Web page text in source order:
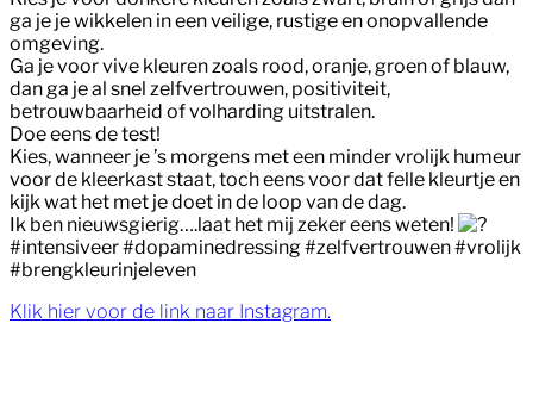
ga je je wikkelen in een veilige, rustige en onopvallende
omgeving.
Ga je voor vive kleuren zoals rood, oranje, groen of blauw,
dan ga je al snel zelfvertrouwen, positiviteit,
betrouwbaarheid of volharding uitstralen.
Doe eens de test!
Kies, wanneer je ’s morgens met een minder vrolijk humeur
voor de kleerkast staat, toch eens voor dat felle kleurtje en
kijk wat het met je doet in de loop van de dag.
Ik ben nieuwsgierig….laat het mij zeker eens weten!
#intensiveer #dopaminedressing #zelfvertrouwen #vrolijk
#brengkleurinjeleven
Klik hier voor de link naar Instagram.